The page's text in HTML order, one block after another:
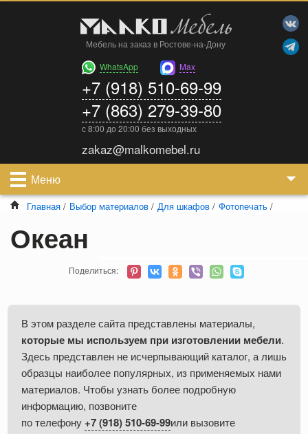
Мебель на заказ в Ростове-на-Дону
WhatsApp
Max
+7 (918) 510-69-99
+7 (863) 279-39-80
с 8:00 до 20:00 без выходных
zakaz@malkomebel.ru
Меню
Главная / Выбор материалов / Для шкафов / Фотопечать /
Океан
Поделиться:
В этом разделе сайта представлены материалы,
которые мы используем при изготовлении мебели.
Здесь представлен не исчерпывающий каталог, а лишь
образцы наиболее популярных, из применяемых нами
материалов. Чтобы узнать более подробную
информацию, позвоните
по телефону +7 (918) 510-69-99или вызовите